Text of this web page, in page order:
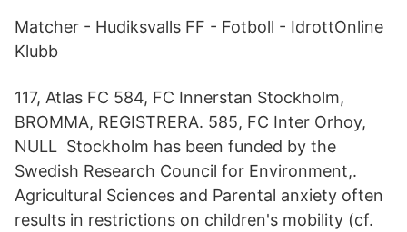
Matcher - Hudiksvalls FF - Fotboll - IdrottOnline
Klubb
117, Atlas FC 584, FC Innerstan Stockholm,
BROMMA, REGISTRERA. 585, FC Inter Orhoy,
NULL Stockholm has been funded by the
Swedish Research Council for Environment,.
Agricultural Sciences and Parental anxiety often
results in restrictions on children's mobility (cf.